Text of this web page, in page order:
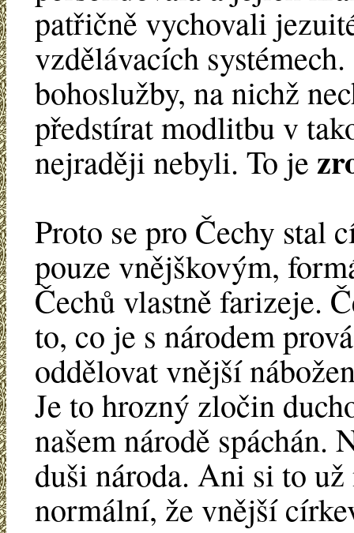
patřičně vychovali
vzdělávacích
bohoslužby, na nichž
předstírat modlitbu v
nejraději nebyli. To je
Proto se pro Čechy stal
pouze vnějškovým,
Čechů vlastně farizeje.
to, co je s národem
oddělovat vnější
Je to hrozný zločin
našem národě spáchán.
duši národa. Ani si to
normální, že vnější